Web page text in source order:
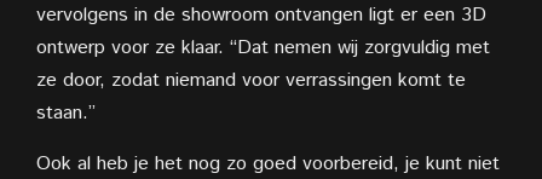
vervolgens in de showroom ontvangen ligt er een 3D
ontwerp voor ze klaar. “Dat nemen wij zorgvuldig met
ze door, zodat niemand voor verrassingen komt te
staan.”
Ook al heb je het nog zo goed voorbereid, je kunt niet